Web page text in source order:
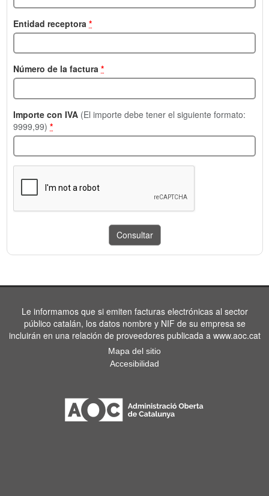
Entidad receptora *
Número de la factura *
Importe con IVA (El importe debe tener el siguiente formato:
9999,99) *
Le informamos que si emiten facturas electrónicas al sector
público catalán, los datos nombre y NIF de su empresa se
incluirán en una relación de proveedores publicada a www.aoc.cat
Mapa del sitio
Accesibilidad